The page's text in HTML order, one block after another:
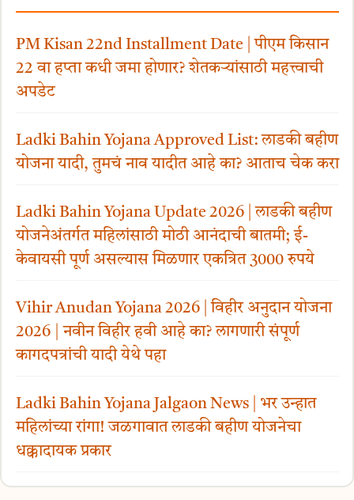
PM Kisan 22nd Installment Date | पीएम किसान
22 वा हप्ता कधी जमा होणार? शेतकऱ्यांसाठी महत्त्वाची
अपडेट
Ladki Bahin Yojana Approved List: लाडकी बहीण
योजना यादी, तुमचं नाव यादीत आहे का? आताच चेक करा
Ladki Bahin Yojana Update 2026 | लाडकी बहीण
योजनेअंतर्गत महिलांसाठी मोठी आनंदाची बातमी; ई-
केवायसी पूर्ण असल्यास मिळणार एकत्रित 3000 रुपये
Vihir Anudan Yojana 2026 | विहीर अनुदान योजना
2026 | नवीन विहीर हवी आहे का? लागणारी संपूर्ण
कागदपत्रांची यादी येथे पहा
Ladki Bahin Yojana Jalgaon News | भर उन्हात
महिलांच्या रांगा! जळगावात लाडकी बहीण योजनेचा
धक्कादायक प्रकार